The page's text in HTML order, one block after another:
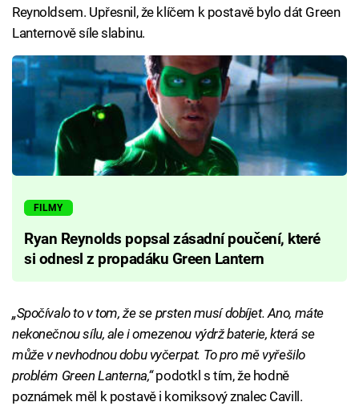
Reynoldsem. Upřesnil, že klíčem k postavě bylo dát Green
Lanternově síle slabinu.
FILMY
Ryan Reynolds popsal zásadní poučení, které
si odnesl z propadáku Green Lantern
„Spočívalo to v tom, že se prsten musí dobíjet. Ano, máte
nekonečnou sílu, ale i omezenou výdrž baterie, která se
může v nevhodnou dobu vyčerpat. To pro mě vyřešilo
problém Green Lanterna,“podotkl s tím, že hodně
poznámek měl k postavě i komiksový znalec Cavill.